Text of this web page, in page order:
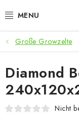
Inhalt
ANGEBOTE
LED
ANBAUBEDARF
Große Growzelte
Diamond
Nicht